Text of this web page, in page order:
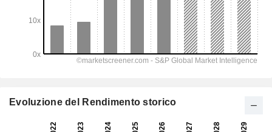
Evoluzione del Rendimento storico